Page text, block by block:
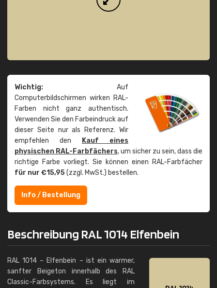
Wichtig: Auf
Computerbildschirmen wirken RAL-
Farben nicht ganz authentisch.
Verwenden Sie den Farbeindruck auf
dieser Seite nur als Referenz. Wir
empfehlen den
Kauf eines
physischen RAL-Farbfächers, um sicher zu sein, dass die
richtige Farbe vorliegt. Sie können einen RAL-Farbfächer
für nur €15,95(zzgl. MwSt.) bestellen.
Info / Bestellung
Beschreibung RAL 1014 Elfenbein
RAL 1014 – Elfenbein – ist ein warmer,
sanfter Beigeton innerhalb des RAL
Classic-Farbsystems. Es liegt im